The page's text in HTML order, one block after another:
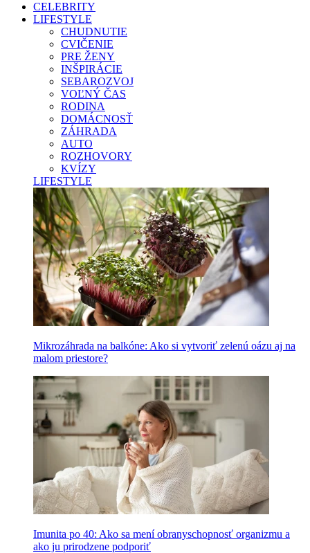
CELEBRITY
LIFESTYLE
CHUDNUTIE
CVIČENIE
PRE ŽENY
INŠPIRÁCIE
SEBAROZVOJ
VOĽNÝ ČAS
RODINA
DOMÁCNOSŤ
ZÁHRADA
AUTO
ROZHOVORY
KVÍZY
LIFESTYLE
Mikrozáhrada na balkóne: Ako si vytvoriť zelenú oázu aj na
malom priestore?
Imunita po 40: Ako sa mení obranyschopnosť organizmu a
ako ju prirodzene podporiť